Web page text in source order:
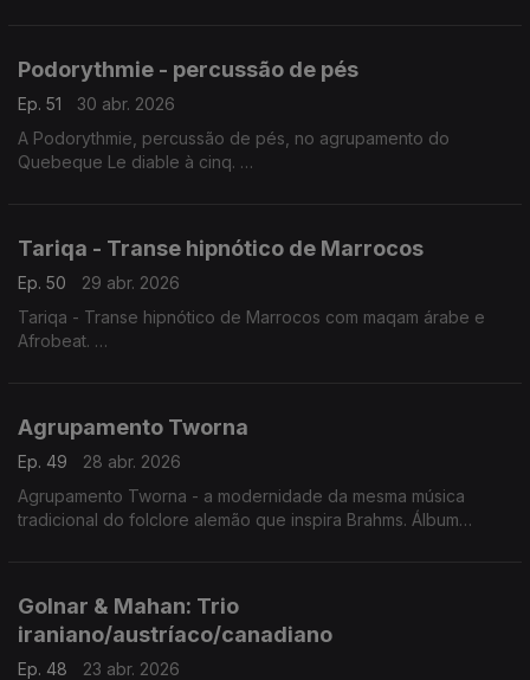
Podorythmie - percussão de pés
Ep. 51
30 abr. 2026
A Podorythmie, percussão de pés, no agrupamento do
Quebeque Le diable à cinq.
Tariqa - Transe hipnótico de Marrocos
Ep. 50
29 abr. 2026
Tariqa - Transe hipnótico de Marrocos com maqam árabe e
Afrobeat.
Agrupamento Tworna
Ep. 49
28 abr. 2026
Agrupamento Tworna - a modernidade da mesma música
tradicional do folclore alemão que inspira Brahms. Álbum
Golnar & Mahan: Trio
iraniano/austríaco/canadiano
Ep. 48
23 abr. 2026